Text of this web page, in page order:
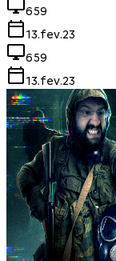
659
13.fev.23
659
13.fev.23